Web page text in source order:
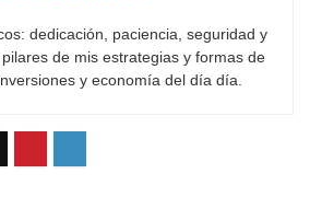
dedicación, paciencia, seguridad y
de mis estrategias y formas de
y economía del día día.